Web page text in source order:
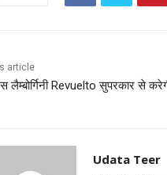
article
लैम्बोर्गिनी Revuelto सुपरकार से
Udata Teer